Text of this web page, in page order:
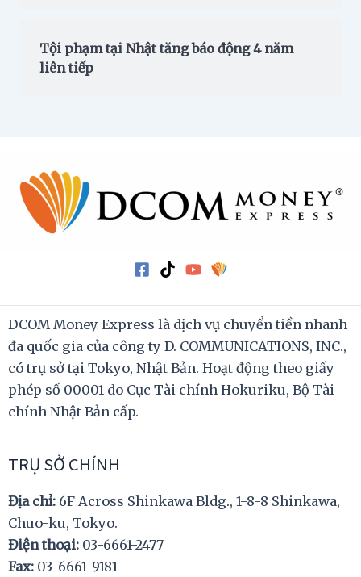
Tội phạm tại Nhật tăng báo động 4 năm
liên tiếp
DCOM Money Express là dịch vụ chuyển tiền nhanh
đa quốc gia của công ty D. COMMUNICATIONS, INC.,
có trụ sở tại Tokyo, Nhật Bản. Hoạt động theo giấy
phép số 00001 do Cục Tài chính Hokuriku, Bộ Tài
chính Nhật Bản cấp.
TRỤ SỞ CHÍNH
Địa chỉ: 6F Across Shinkawa Bldg., 1-8-8 Shinkawa,
Chuo-ku, Tokyo.
Điện thoại: 03-6661-2477
Fax: 03-6661-9181